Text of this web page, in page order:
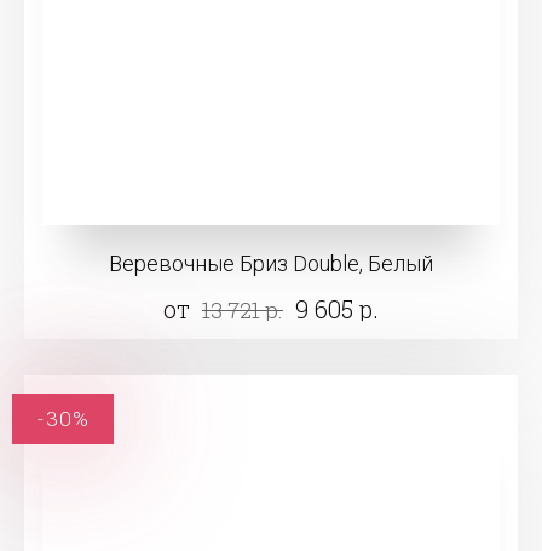
Веревочные Бриз Double, Белый
от 13 721 р. 9 605 р.
-30%